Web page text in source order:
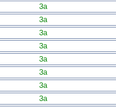
За
За
За
За
За
За
За
За